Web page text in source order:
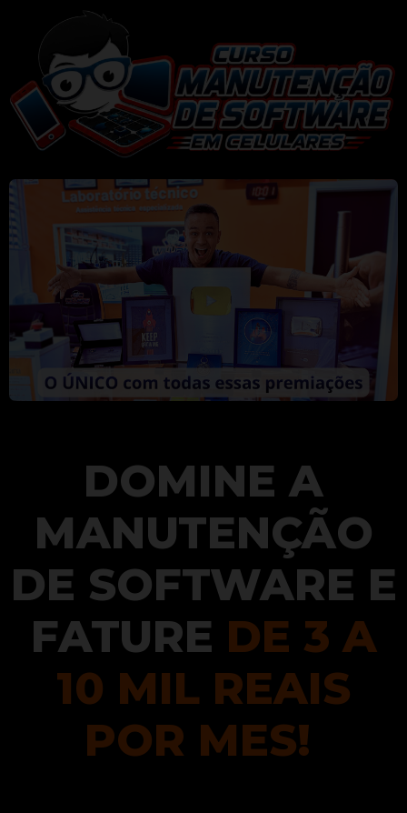
DOMINE A
MANUTENÇÃO
DE SOFTWARE E
FATURE DE 3 A
10 MIL REAIS
POR MES!